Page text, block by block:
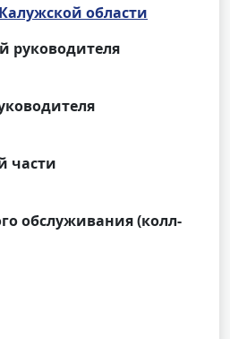
области
руководителя
части
обслуживания (колл-